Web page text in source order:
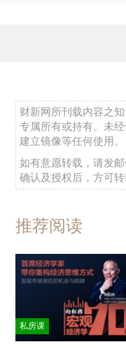
以来，国内累计
（或有部分历史
例），累计治愈出
至1月11日，境外
黑龙江、四川、陕
例、279例，占全
财新网所刊载内容之
专属所有或持有。未
建立镜像等任何使用。
如有意愿转载，请发
确认及授权后，方可转
推荐阅读
私房课